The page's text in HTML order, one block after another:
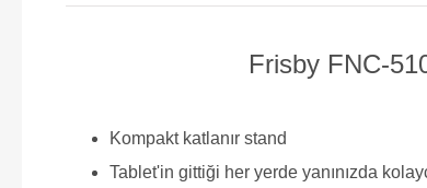
Frisby FNC-
Kompakt katlanır stand
Tablet'in gittiği her yerde yanınızda